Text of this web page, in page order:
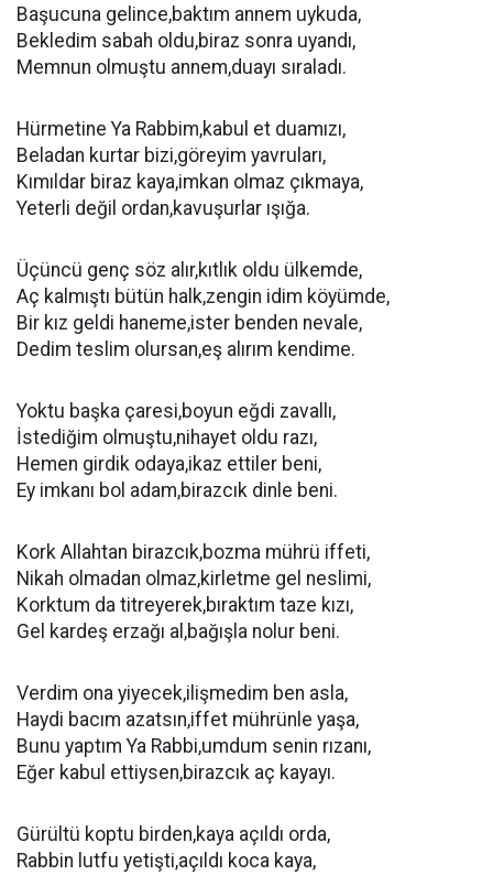
Başucuna gelince,baktım annem uykuda,
Bekledim sabah oldu,biraz sonra uyandı,
Memnun olmuştu annem,duayı sıraladı.
Hürmetine Ya Rabbim,kabul et duamızı,
Beladan kurtar bizi,göreyim yavruları,
Kımıldar biraz kaya,imkan olmaz çıkmaya,
Yeterli değil ordan,kavuşurlar ışığa.
Üçüncü genç söz alır,kıtlık oldu ülkemde,
Aç kalmıştı bütün halk,zengin idim köyümde,
Bir kız geldi haneme,ister benden nevale,
Dedim teslim olursan,eş alırım kendime.
Yoktu başka çaresi,boyun eğdi zavallı,
İstediğim olmuştu,nihayet oldu razı,
Hemen girdik odaya,ikaz ettiler beni,
Ey imkanı bol adam,birazcık dinle beni.
Kork Allahtan birazcık,bozma mührü iffeti,
Nikah olmadan olmaz,kirletme gel neslimi,
Korktum da titreyerek,bıraktım taze kızı,
Gel kardeş erzağı al,bağışla nolur beni.
Verdim ona yiyecek,ilişmedim ben asla,
Haydi bacım azatsın,iffet mührünle yaşa,
Bunu yaptım Ya Rabbi,umdum senin rızanı,
Eğer kabul ettiysen,birazcık aç kayayı.
Gürültü koptu birden,kaya açıldı orda,
Rabbin lutfu yetişti,açıldı koca kaya,